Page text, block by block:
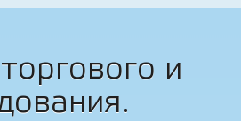
и